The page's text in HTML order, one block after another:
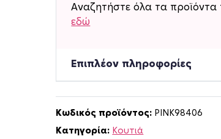
α
τ
Αναζητήστε όλα τα
εδώ
Επιπλέον πληροφορίες
Κωδικός προϊόντος: PINK98406
Κατηγορία: Κουτιά